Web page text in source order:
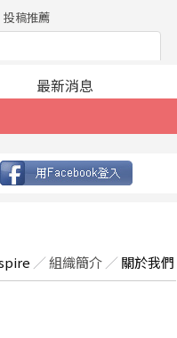
投稿推薦
最新消息
／組織簡介 ／ 關於我們